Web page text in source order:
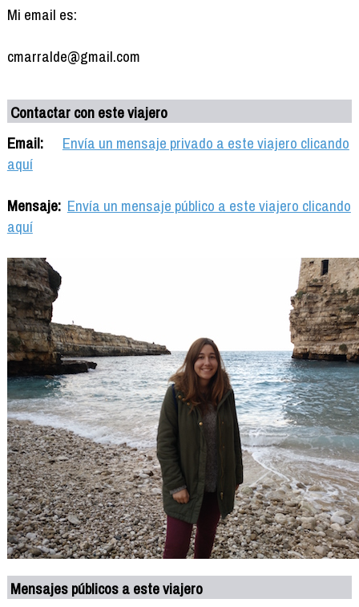
Mi email es:
cmarralde@gmail.com
Contactar con este viajero
Email:
Envía un mensaje privado a este viajero clicando
aquí
Mensaje: Envía un mensaje público a este viajero clicando
aquí
Mensajes públicos a este viajero